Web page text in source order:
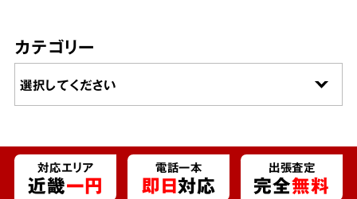
カテゴリー
対応エリア
近畿一円
電話一本
即日対応
出張査定
完全無料